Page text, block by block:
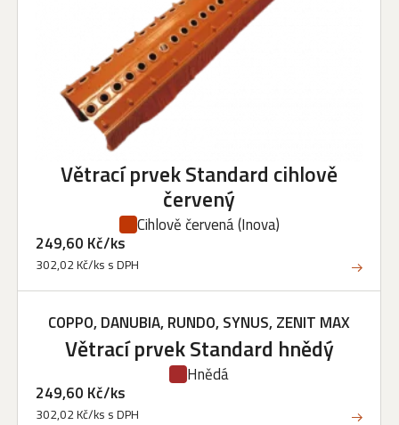
Větrací prvek Standard cihlově
červený
Cihlově červená(Inova)
249,60 Kč/ks
302,02 Kč/ks s DPH
COPPO, DANUBIA, RUNDO, SYNUS, ZENIT MAX
Větrací prvek Standard hnědý
Hnědá
249,60 Kč/ks
302,02 Kč/ks s DPH